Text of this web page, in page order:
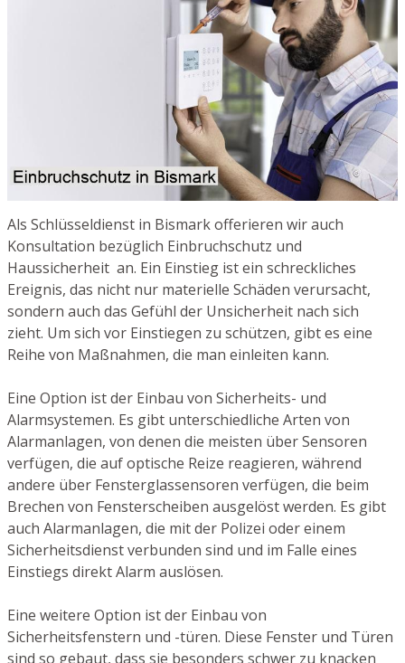
Als Schlüsseldienst in Bismark offerieren wir auch
Konsultation bezüglich Einbruchschutz und
Haussicherheit an. Ein Einstieg ist ein schreckliches
Ereignis, das nicht nur materielle Schäden verursacht,
sondern auch das Gefühl der Unsicherheit nach sich
zieht. Um sich vor Einstiegen zu schützen, gibt es eine
Reihe von Maßnahmen, die man einleiten kann.
Eine Option ist der Einbau von Sicherheits- und
Alarmsystemen. Es gibt unterschiedliche Arten von
Alarmanlagen, von denen die meisten über Sensoren
verfügen, die auf optische Reize reagieren, während
andere über Fensterglassensoren verfügen, die beim
Brechen von Fensterscheiben ausgelöst werden. Es gibt
auch Alarmanlagen, die mit der Polizei oder einem
Sicherheitsdienst verbunden sind und im Falle eines
Einstiegs direkt Alarm auslösen.
Eine weitere Option ist der Einbau von
Sicherheitsfenstern und -türen. Diese Fenster und Türen
sind so gebaut, dass sie besonders schwer zu knacken